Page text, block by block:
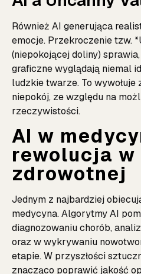
Również AI generująca
emocje. Przekroczenie tzw.
(niepokojącej doliny)
graficzne wyglądają niemal
ludzkie twarze. To
niepokój, ze względu na
rzeczywistości.
AI w
rewolucja w
zdrowotnej
Jednym z najbardziej
medycyna. Algorytmy AI
diagnozowaniu chorób,
oraz w wykrywaniu
etapie. W przyszłości
znacząco poprawić jakość